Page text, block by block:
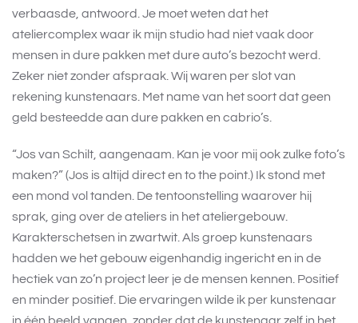
verbaasde, antwoord. Je moet weten dat het
ateliercomplex waar ik mijn studio had niet vaak door
mensen in dure pakken met dure auto’s bezocht werd.
Zeker niet zonder afspraak. Wij waren per slot van
rekening kunstenaars. Met name van het soort dat geen
geld besteedde aan dure pakken en cabrio’s.
“Jos van Schilt, aangenaam. Kan je voor mij ook zulke foto’s
maken?” (Jos is altijd direct en to the point.) Ik stond met
een mond vol tanden. De tentoonstelling waarover hij
sprak, ging over de ateliers in het ateliergebouw.
Karakterschetsen in zwartwit. Als groep kunstenaars
hadden we het gebouw eigenhandig ingericht en in de
hectiek van zo’n project leer je de mensen kennen. Positief
en minder positief. Die ervaringen wilde ik per kunstenaar
in één beeld vangen, zonder dat de kunstenaar zelf in het